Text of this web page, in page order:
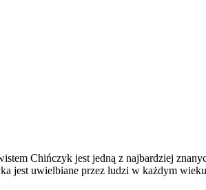
Chińczyk jest jedną z najbardziej
jest uwielbiane przez ludzi w każdym